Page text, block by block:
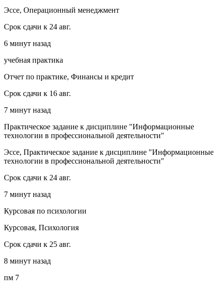
Эссе, Операционный менеджмент
Срок сдачи к 24 авг.
6 минут назад
учебная практика
Отчет по практике, Финансы и кредит
Срок сдачи к 16 авг.
7 минут назад
Практическое задание к дисциплине "Информационные
технологии в профессиональной деятельности"
Эссе, Практическое задание к дисциплине "Информационные
технологии в профессиональной деятельности"
Срок сдачи к 24 авг.
7 минут назад
Курсовая по психологии
Курсовая, Психология
Срок сдачи к 25 авг.
8 минут назад
пм 7